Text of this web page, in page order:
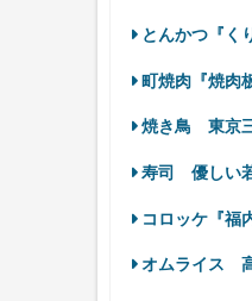
とんかつ『く
町焼肉『焼肉
焼き鳥 東京
寿司 優しい
コロッケ『福
オムライス 高